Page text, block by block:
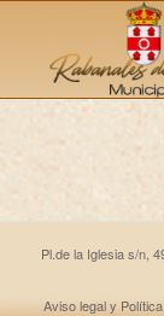
Pl.de la Iglesia s/n,
Aviso legal y